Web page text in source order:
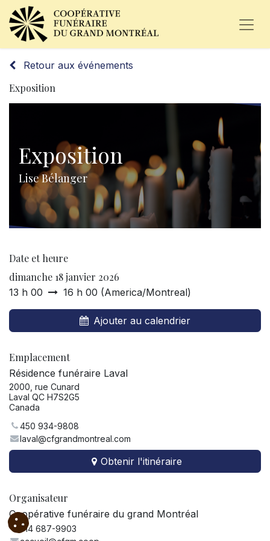
Retour aux événements
Exposition
Exposition
Lise Bélanger
Date et heure
dimanche 18 janvier 2026
13 h 00 16 h 00 (America/Montreal)
Ajouter au calendrier
Emplacement
Résidence funéraire Laval
2000, rue Cunard
Laval QC H7S2G5
Canada
450 934-9808
laval@cfgrandmontreal.com
Obtenir l'itinéraire
Organisateur
Coopérative funéraire du grand Montréal
514 687-9903